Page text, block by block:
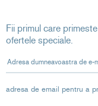
Fii primul care
ofertele speciale.
Adresa dumneavoastra
adresa de email pentru a